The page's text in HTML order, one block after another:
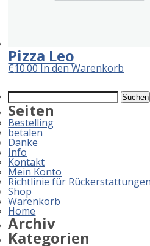
Pizza Leo
€10.00In den Warenkorb
Suchen
nach:
Seiten
Bestelling
betalen
Danke
Info
Kontakt
Mein Konto
Richtlinie für
Shop
Warenkorb
Home
Archiv
Kategorien